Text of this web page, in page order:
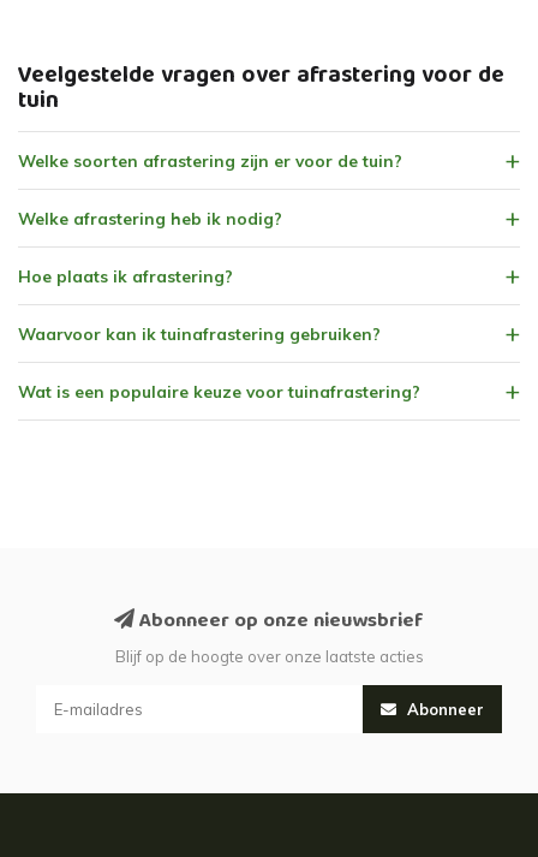
Veelgestelde vragen over afrastering voor de
tuin
Welke soorten afrastering zijn er voor de tuin?
Welke afrastering heb ik nodig?
Hoe plaats ik afrastering?
Waarvoor kan ik tuinafrastering gebruiken?
Wat is een populaire keuze voor tuinafrastering?
Abonneer op onze nieuwsbrief
Blijf op de hoogte over onze laatste acties
Abonneer